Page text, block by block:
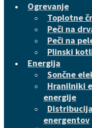
Ogrevanje
Toplotne
Peči na
Peči na
Plinski
Energija
Sončne
Hranilniki
energije
energentov